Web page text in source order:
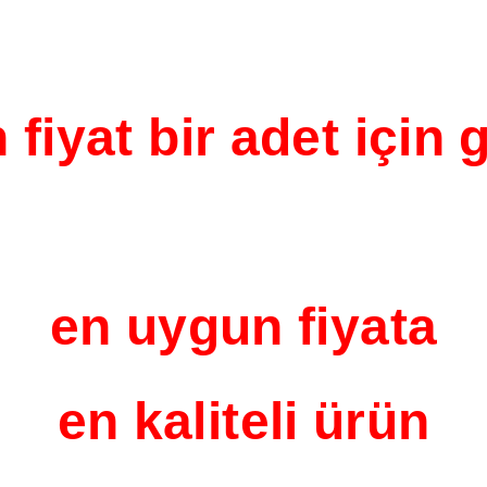
fiyat bir adet için
en uygun fiyata
en kaliteli ürün